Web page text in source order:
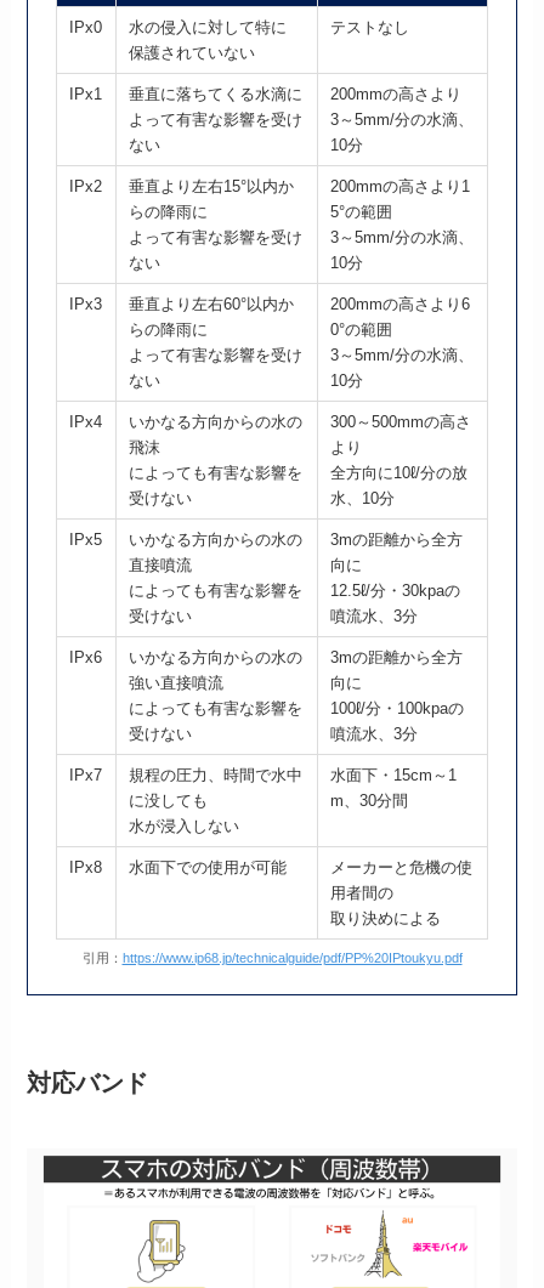
IPx0
水の侵入に対して特に
保護されていない
テストなし
IPx1
垂直に落ちてくる水滴に
よって有害な影響を受け
ない
200mmの高さより
3～5mm/分の水滴、
10分
IPx2
垂直より左右15°以内か
らの降雨に
よって有害な影響を受け
ない
200mmの高さより1
5°の範囲
3～5mm/分の水滴、
10分
IPx3
垂直より左右60°以内か
らの降雨に
よって有害な影響を受け
ない
200mmの高さより6
0°の範囲
3～5mm/分の水滴、
10分
IPx4
いかなる方向からの水の
飛沫
によっても有害な影響を
受けない
300～500mmの高さ
より
全方向に10ℓ/分の放
水、10分
IPx5
いかなる方向からの水の
直接噴流
によっても有害な影響を
受けない
3mの距離から全方
向に
12.5ℓ/分・30kpaの
噴流水、3分
IPx6
いかなる方向からの水の
強い直接噴流
によっても有害な影響を
受けない
3mの距離から全方
向に
100ℓ/分・100kpaの
噴流水、3分
IPx7
規程の圧力、時間で水中
に没しても
水が浸入しない
水面下・15cm～1
m、30分間
IPx8 水面下での使用が可能
メーカーと危機の使
用者間の
取り決めによる
引用： https://www.ip68.jp/technicalguide/pdf/PP%20IPtoukyu.pdf
対応バンド